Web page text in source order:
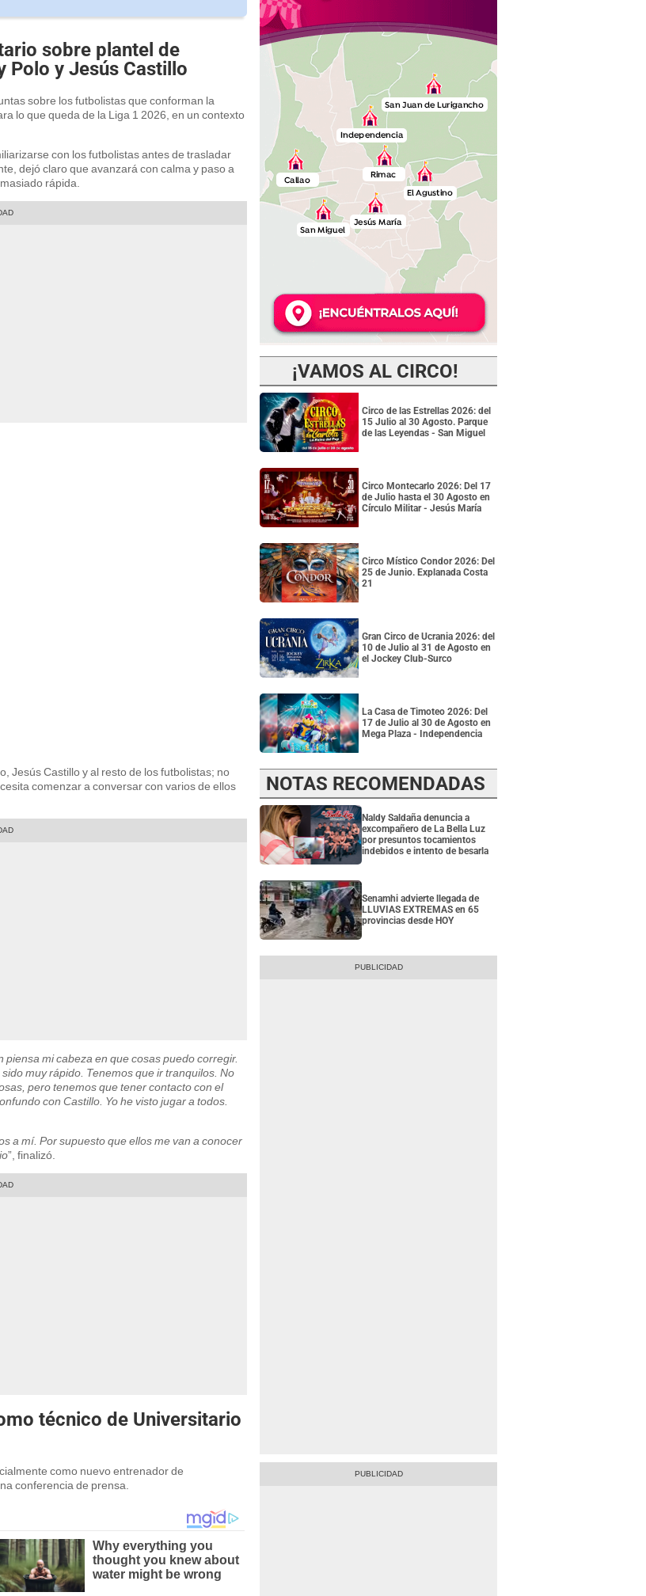
sobre plantel de
Polo y Jesús Castillo
sobre los futbolistas que conforman la
lo que queda de la Liga 1 2026, en un contexto
con los futbolistas antes de trasladar
dejó claro que avanzará con calma y paso a
rápida.
Jesús Castillo y al resto de los futbolistas; no
comenzar a conversar con varios de ellos
mi cabeza en que cosas puedo corregir.
muy rápido. Tenemos que ir tranquilos. No
pero tenemos que tener contacto con el
con Castillo. Yo he visto jugar a todos.
a mí. Por supuesto que ellos me van a conocer
”, finalizó.
técnico de Universitario
como nuevo entrenador de
conferencia de prensa.
¡VAMOS AL CIRCO!
Circo de las Estrellas 2026: del
15 Julio al 30 Agosto. Parque
de las Leyendas - San Miguel
Circo Montecarlo 2026: Del 17
de Julio hasta el 30 Agosto en
Círculo Militar - Jesús María
Circo Místico Condor 2026: Del
25 de Junio. Explanada Costa
21
Gran Circo de Ucrania 2026: del
10 de Julio al 31 de Agosto en
el Jockey Club-Surco
La Casa de Timoteo 2026: Del
17 de Julio al 30 de Agosto en
Mega Plaza - Independencia
NOTAS RECOMENDADAS
Naldy Saldaña denuncia a
excompañero de La Bella Luz
por presuntos tocamientos
indebidos e intento de besarla
Senamhi advierte llegada de
LLUVIAS EXTREMAS en 65
provincias desde HOY